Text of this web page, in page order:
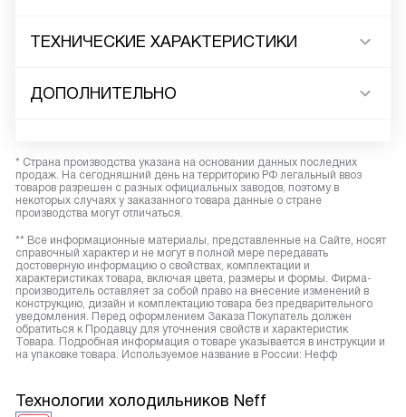
ТЕХНИЧЕСКИЕ ХАРАКТЕРИСТИКИ
ДОПОЛНИТЕЛЬНО
* Страна производства указана на основании данных последних
продаж. На сегодняшний день на территорию РФ легальный ввоз
товаров разрешен с разных официальных заводов, поэтому в
некоторых случаях у заказанного товара данные о стране
производства могут отличаться.
** Все информационные материалы, представленные на Сайте, носят
справочный характер и не могут в полной мере передавать
достоверную информацию о свойствах, комплектации и
характеристиках товара, включая цвета, размеры и формы. Фирма-
производитель оставляет за собой право на внесение изменений в
конструкцию, дизайн и комплектацию товара без предварительного
уведомления. Перед оформлением Заказа Покупатель должен
обратиться к Продавцу для уточнения свойств и характеристик
Товара. Подробная информация о товаре указывается в инструкции и
на упаковке товара. Используемое название в России: Нефф
Технологии холодильников Neff